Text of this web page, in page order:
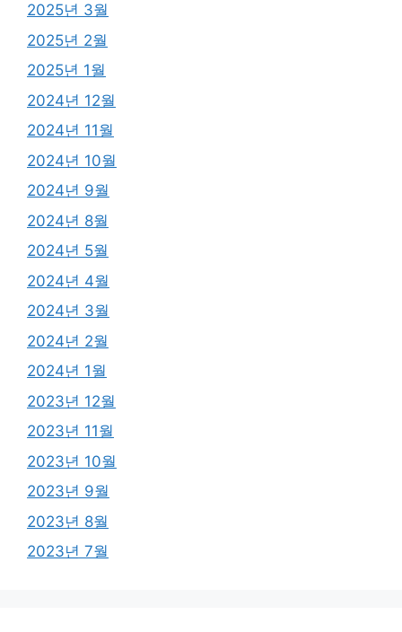
2025년 3월
2025년 2월
2025년 1월
2024년 12월
2024년 11월
2024년 10월
2024년 9월
2024년 8월
2024년 5월
2024년 4월
2024년 3월
2024년 2월
2024년 1월
2023년 12월
2023년 11월
2023년 10월
2023년 9월
2023년 8월
2023년 7월